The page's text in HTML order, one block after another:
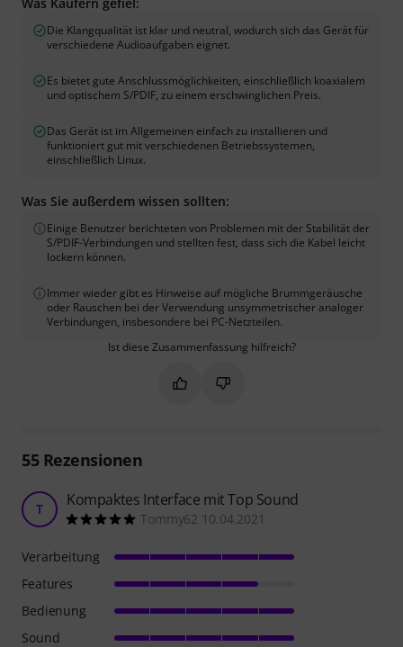
Die Klangqualität ist klar und neutral, wodurch sich das Gerät für
verschiedene Audioaufgaben eignet.
Es bietet gute Anschlussmöglichkeiten, einschließlich koaxialem
und optischem S/PDIF, zu einem erschwinglichen Preis.
Das Gerät ist im Allgemeinen einfach zu installieren und
funktioniert gut mit verschiedenen Betriebssystemen,
einschließlich Linux.
Was Sie außerdem wissen sollten:
Einige Benutzer berichteten von Problemen mit der Stabilität der
S/PDIF-Verbindungen und stellten fest, dass sich die Kabel leicht
lockern können.
Immer wieder gibt es Hinweise auf mögliche Brummgeräusche
oder Rauschen bei der Verwendung unsymmetrischer analoger
Verbindungen, insbesondere bei PC-Netzteilen.
Ist diese Zusammenfassung hilfreich?
Markieren Sie diese
Markieren Sie diese
55Rezensionen
T Kompaktes Interface mit Top Sound
Tommy62 10.04.2021
Verarbeitung
Features
Bedienung
Sound